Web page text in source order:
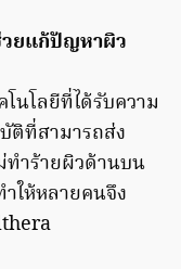
วยแก้ปัญหาผิว
นโลยีที่ได้รับความ
ติที่สามารถส่ง
ทำร้ายผิวด้านบน
ให้หลายคนจึง